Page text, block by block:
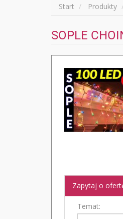
Start Produkty
SOPLE
Zapytaj o
Temat: